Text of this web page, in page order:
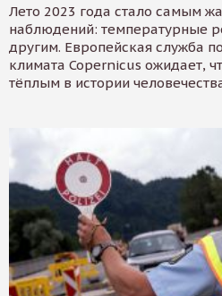
Лето 2023 года стало самым
наблюдений: температурные
другим. Европейская служба
климата Copernicus ожидает,
тёплым в истории